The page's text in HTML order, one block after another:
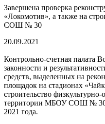
Завершена проверка
«Локомотив», а также на
СОШ № 30
20.09.2021
Контрольно-счетная палата
законности и
средств, выделенных на
площадок на стадионах
строительство
территории МБОУ СОШ № 30,
2021 года.